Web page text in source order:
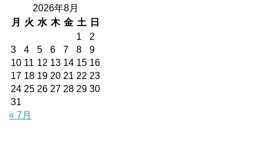
2026年8月
月
火 水 木 金 土
日
1
2
3
4 5 6 7 8
9
10 11 12 13 14 15 16
17 18 19 20 21 22 23
24 25 26 27 28 29 30
31
« 7月